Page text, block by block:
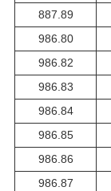
887.89
986.80
986.82
986.83
986.84
986.85
986.86
986.87